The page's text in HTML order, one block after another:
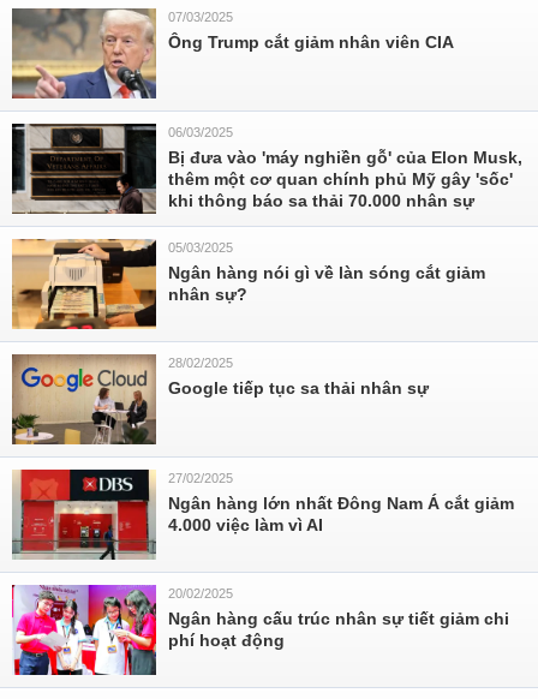
07/03/2025
Ông Trump cắt giảm nhân viên CIA
06/03/2025
Bị đưa vào 'máy nghiền gỗ' của Elon Musk,
thêm một cơ quan chính phủ Mỹ gây 'sốc'
khi thông báo sa thải 70.000 nhân sự
05/03/2025
Ngân hàng nói gì về làn sóng cắt giảm
nhân sự?
28/02/2025
Google tiếp tục sa thải nhân sự
27/02/2025
Ngân hàng lớn nhất Đông Nam Á cắt giảm
4.000 việc làm vì AI
20/02/2025
Ngân hàng cấu trúc nhân sự tiết giảm chi
phí hoạt động